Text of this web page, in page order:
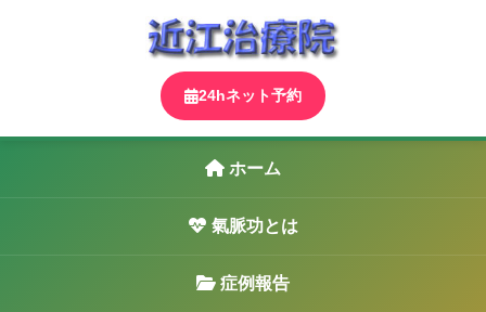
24hネット予約
ホーム
氣脈功とは
症例報告